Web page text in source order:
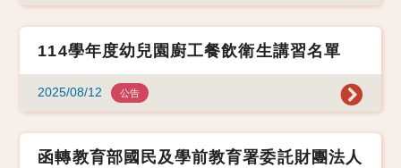
114學年度幼兒園廚工餐飲衛生講習名單
2025/08/12 公告
函轉教育部國民及學前教育署委託財團法人